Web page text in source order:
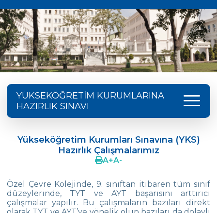
YÜKSEKÖĞRETİM KURUMLARINA
HAZIRLIK SINAVI
menu
Hazırlık Çalışmalarımız
Çevre Koleji 2025 Üniversite Yerleştirme
Çevre Koleji 2024 Üniversite Yerleştirme
Sonuçları
Yükseköğretim Kurumları Sınavına (YKS)
Hazırlık Çalışmalarımız
A+A-
Özel Çevre Kolejinde, 9. sınıftan itibaren tüm sınıf
düzeylerinde, TYT ve AYT başarısını arttırıcı
çalışmalar yapılır. Bu çalışmaların bazıları direkt